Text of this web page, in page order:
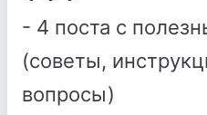
- 4 поста с
(советы,
вопросы)